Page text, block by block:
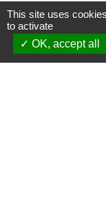
Contacts
This site uses
to activate
OK, accept all